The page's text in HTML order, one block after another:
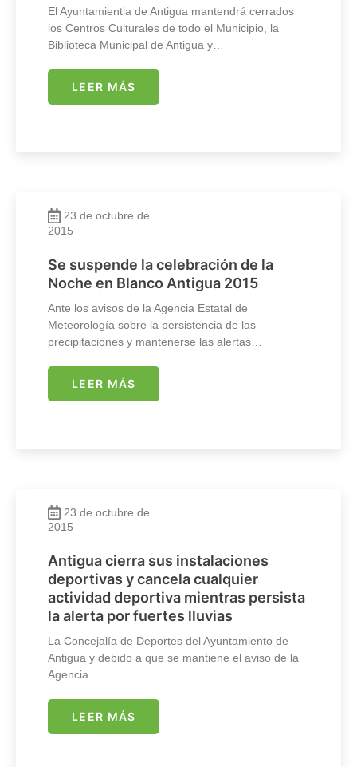
El Ayuntamientia de Antigua mantendrá cerrados
los Centros Culturales de todo el Municipio, la
Biblioteca Municipal de Antigua y…
LEER MÁS
23 de octubre de
2015
Se suspende la celebración de la
Noche en Blanco Antigua 2015
Ante los avisos de la Agencia Estatal de
Meteorología sobre la persistencia de las
precipitaciones y mantenerse las alertas…
LEER MÁS
23 de octubre de
2015
Antigua cierra sus instalaciones
deportivas y cancela cualquier
actividad deportiva mientras persista
la alerta por fuertes lluvias
La Concejalía de Deportes del Ayuntamiento de
Antigua y debido a que se mantiene el aviso de la
Agencia…
LEER MÁS